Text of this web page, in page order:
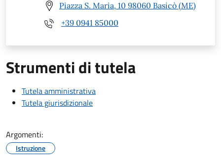
Piazza S. Maria, 10 98060 Basicò (ME)
+39 0941 85000
Strumenti di tutela
Tutela amministrativa
Tutela giurisdizionale
Argomenti:
Istruzione